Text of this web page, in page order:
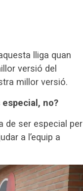
lliga quan
versió del
millor versió.
no?
de ser especial per
a l’equip a